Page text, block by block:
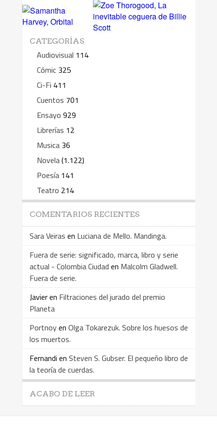
CATEGORÍAS
Audiovisual 114
Cómic 325
Ci-Fi 411
Cuentos 701
Ensayo 929
Librerías 12
Musica 36
Novela(1.122)
Poesía 141
Teatro 214
COMENTARIOS RECIENTES
Sara Veiras en Luciana de Mello. Mandinga.
Fuera de serie: significado, marca, libro y serie
actual - Colombia Ciudad en Malcolm Gladwell.
Fuera de serie.
Javieren Filtraciones del jurado del premio
Planeta
Portnoyen Olga Tokarezuk. Sobre los huesos de
los muertos.
Fernandi en Steven S. Gubser. El pequeño libro de
la teoría de cuerdas.
ACABO DE LEER